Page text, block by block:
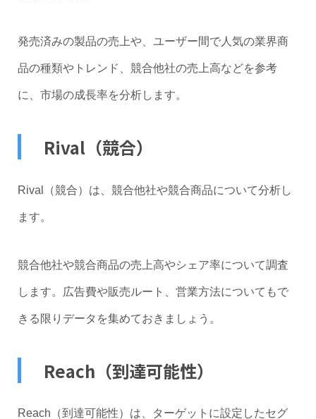
発売済みの製品の売上や、ユーザー間で人気の業界商
品の種類やトレンド、競合他社の売上高などを参考
に、市場の成長率を分析します。
Rival（競合）
Rival（競合）は、競合他社や競合商品について分析し
ます。
競合他社や競合商品の売上高やシェア率について調査
します。広告費や販売ルート、営業方法についてもで
きる限りデータを集めておきましょう。
Reach（到達可能性）
Reach（到達可能性）は、ターゲットに設定したセグ